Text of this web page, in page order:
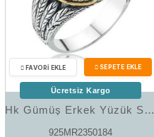
Hk Gümüş Erkek Yüzük Siyah Taşlı Elif Vav |Gümüş Takı Hediyelik Ürünler
925MR2350184
Ücretsiz Kargo